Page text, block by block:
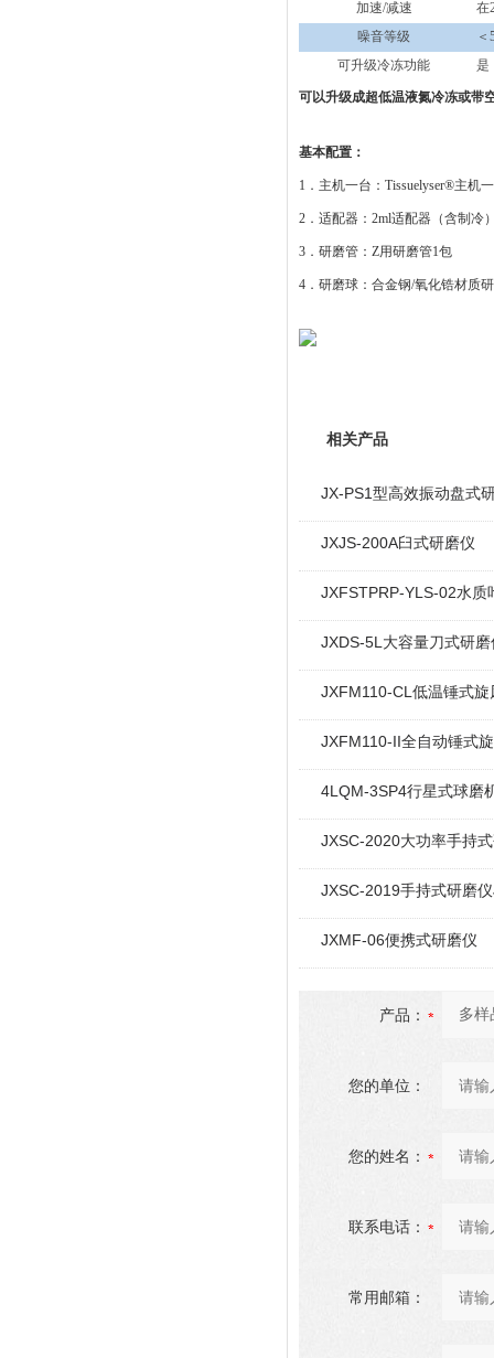
加速/减速
在
噪音等级
＜
可升级冷冻功能 是
可以升级成超低温液氮冷冻或带
基本配置：
1．主机一台：Tissuelyser®主机
2．适配器：2ml适配器（含制冷
3．研磨管：Z用研磨管1包
4．研磨球：合金钢/氧化锆材质
相关产品
JX-PS1型高效振动盘式
JXJS-200A臼式研磨仪
JXFSTPRP-YLS-02水质
JXDS-5L大容量刀式研磨
JXFM110-CL低温锤式旋
JXFM110-II全自动锤式
4LQM-3SP4行星式球磨
JXSC-2020大功率手持
JXSC-2019手持式研磨
JXMF-06便携式研磨仪
产品：
您的单位：
您的姓名：
联系电话：
常用邮箱：